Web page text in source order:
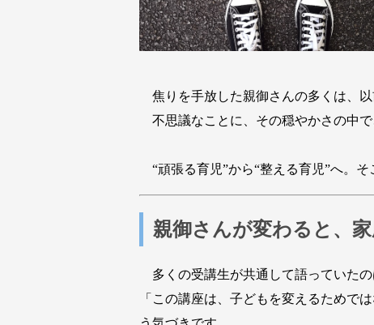
焦りを手放した親御さんの多くは、以
不思議なことに、その穏やかさの中で
“頑張る育児”から“整える育児”へ。
親御さんが変わると、
多くの受講生が共通して語っていたの
「この講座は、子どもを変えるためで